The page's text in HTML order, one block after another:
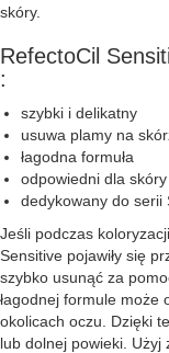
skóry.
RefectoCil
:
szybki i delikatny
usuwa plamy na
łagodna formuła
odpowiedni dla
dedykowany do serii
Jeśli podczas
Sensitive pojawiły się
szybko usunąć za
łagodnej formule może
okolicach oczu. Dzięki
lub dolnej powieki. Użyj